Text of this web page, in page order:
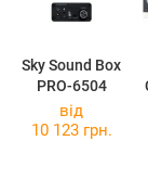
Sky Sound Box
PRO-6504
від
10 123 грн.